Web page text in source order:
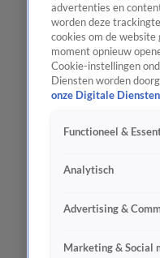
advertenties en
worden deze
cookies om de
moment opnieuw
Cookie-instellingen
Diensten worden
onze Digitale
Functioneel &
Analytisch
Advertising &
Marketing & Social